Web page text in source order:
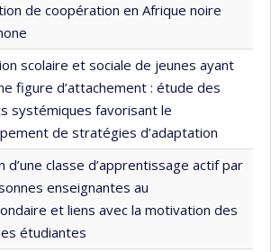
de coopération en Afrique noire
scolaire et sociale de jeunes ayant
figure d’attachement : étude des
systémiques favorisant le
de stratégies d’adaptation
d’une classe d’apprentissage actif par
enseignantes au
et liens avec la motivation des
étudiantes